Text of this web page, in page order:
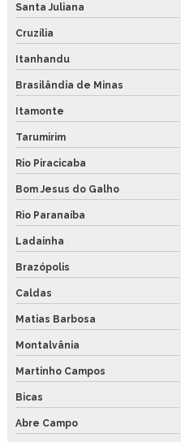
Santa Juliana
Cruzília
Itanhandu
Brasilândia de Minas
Itamonte
Tarumirim
Rio Piracicaba
Bom Jesus do Galho
Rio Paranaíba
Ladainha
Brazópolis
Caldas
Matias Barbosa
Montalvânia
Martinho Campos
Bicas
Abre Campo